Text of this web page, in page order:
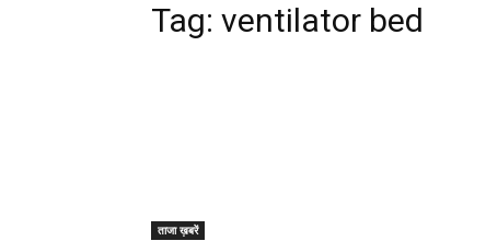
Tag: ventilator bed
ताजा ख़बरें